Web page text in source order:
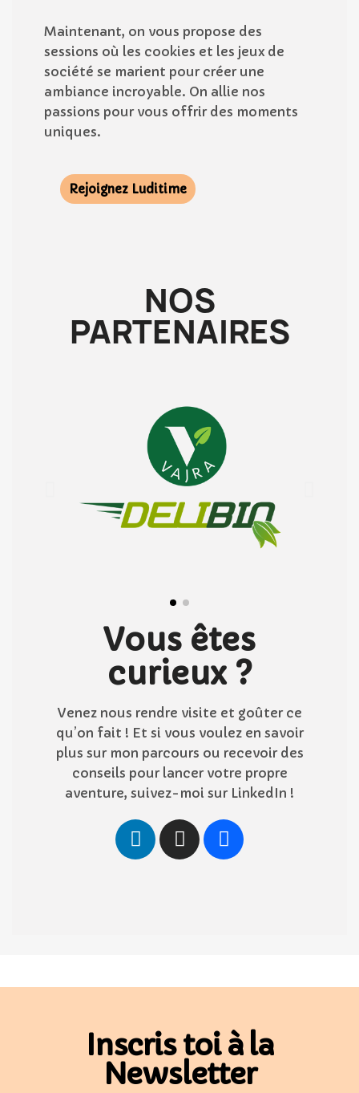
Maintenant, on vous propose des
sessions où les cookies et les jeux de
société se marient pour créer une
ambiance incroyable. On allie nos
passions pour vous offrir des moments
uniques.
Rejoignez Luditime
NOS
PARTENAIRES
Vous êtes
curieux ?
Venez nous rendre visite et goûter ce
qu’on fait ! Et si vous voulez en savoir
plus sur mon parcours ou recevoir des
conseils pour lancer votre propre
aventure, suivez-moi sur LinkedIn !
Inscris toi à la
Newsletter